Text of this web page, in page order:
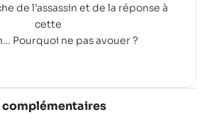
de l’assassin et de la réponse à
cette
Pourquoi ne pas avouer ?